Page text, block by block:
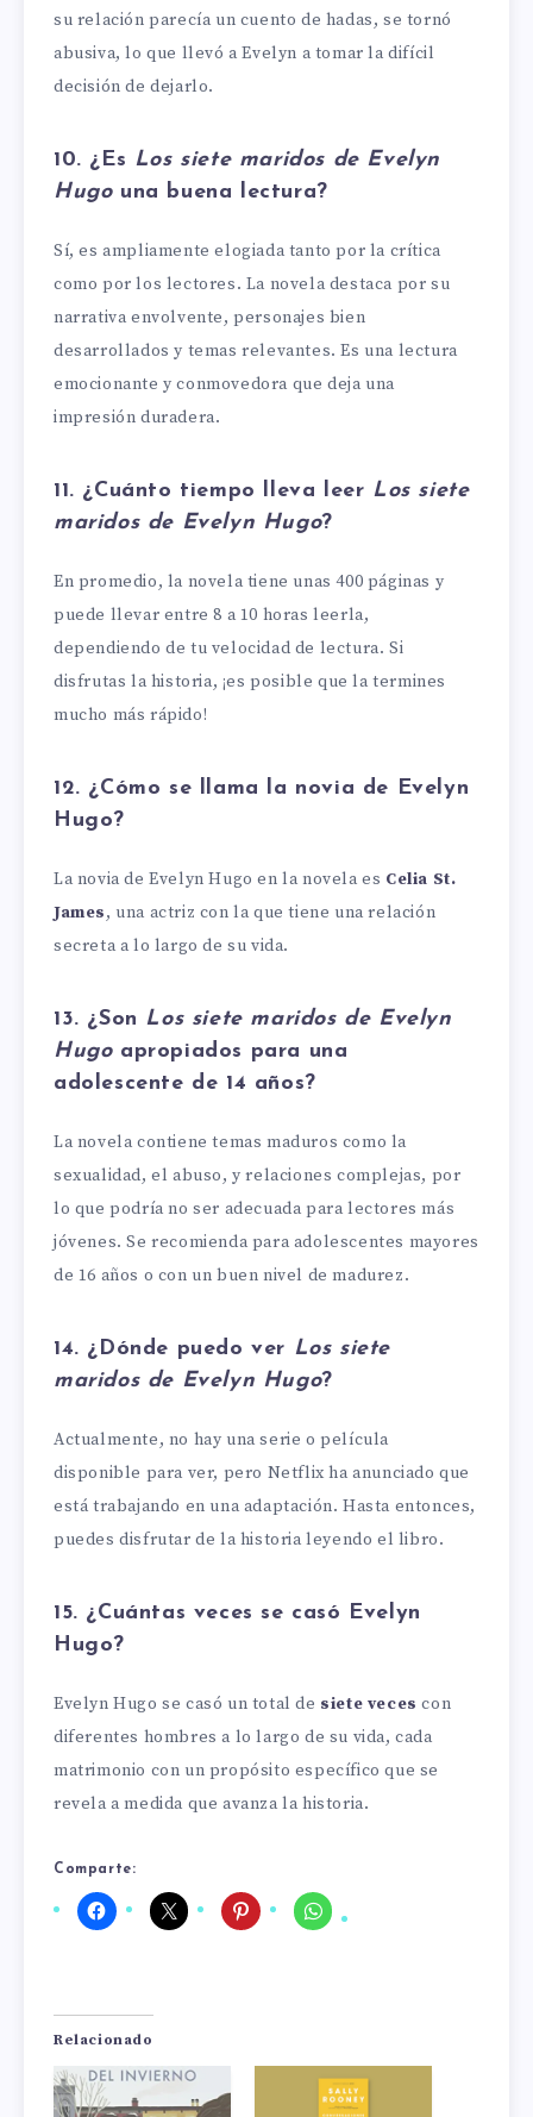
su relación parecía un cuento de hadas, se tornó
abusiva, lo que llevó a Evelyn a tomar la difícil
decisión de dejarlo.
10. ¿Es Los siete maridos de Evelyn
Hugouna buena lectura?
Sí, es ampliamente elogiada tanto por la crítica
como por los lectores. La novela destaca por su
narrativa envolvente, personajes bien
desarrollados y temas relevantes. Es una lectura
emocionante y conmovedora que deja una
impresión duradera.
11. ¿Cuánto tiempo lleva leer Los siete
maridos de Evelyn Hugo?
En promedio, la novela tiene unas 400 páginas y
puede llevar entre 8 a 10 horas leerla,
dependiendo de tu velocidad de lectura. Si
disfrutas la historia, ¡es posible que la termines
mucho más rápido!
12. ¿Cómo se llama la novia de Evelyn
Hugo?
La novia de Evelyn Hugo en la novela es Celia St.
James, una actriz con la que tiene una relación
secreta a lo largo de su vida.
13. ¿Son Los siete maridos de Evelyn
Hugoapropiados para una
adolescente de 14 años?
La novela contiene temas maduros como la
sexualidad, el abuso, y relaciones complejas, por
lo que podría no ser adecuada para lectores más
jóvenes. Se recomienda para adolescentes mayores
de 16 años o con un buen nivel de madurez.
14. ¿Dónde puedo ver Los siete
maridos de Evelyn Hugo?
Actualmente, no hay una serie o película
disponible para ver, pero Netflix ha anunciado que
está trabajando en una adaptación. Hasta entonces,
puedes disfrutar de la historia leyendo el libro.
15. ¿Cuántas veces se casó Evelyn
Hugo?
Evelyn Hugo se casó un total de siete veces con
diferentes hombres a lo largo de su vida, cada
matrimonio con un propósito específico que se
revela a medida que avanza la historia.
Comparte:
Relacionado